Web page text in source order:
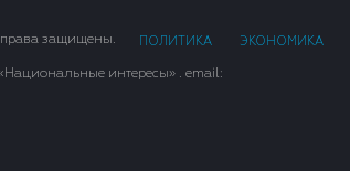
защищены. ПОЛИТИКА ЭКОНОМИКА
интересы» . email: